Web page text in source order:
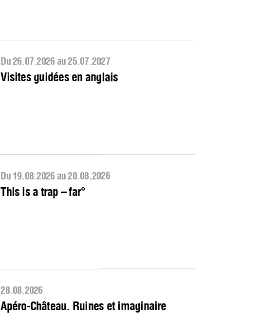
Du 26.07.2026 au 25.07.2027
Visites guidées en anglais
Du 19.08.2026 au 20.08.2026
This is a trap – far°
28.08.2026
Apéro-Château. Ruines et imaginaire